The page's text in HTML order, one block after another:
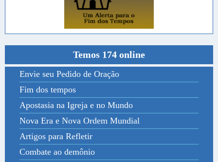
Temos 174 online
Envie seu Pedido de Oração
Fim dos tempos
Apostasia na Igreja e no Mundo
Nova Era e Nova Ordem Mundial
Artigos para Refletir
Combate ao demônio